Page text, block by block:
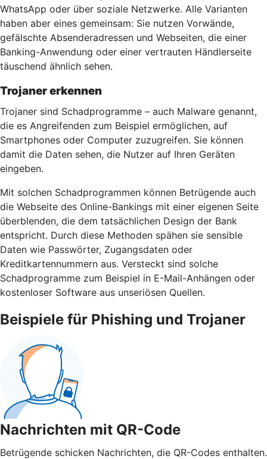
WhatsApp oder über soziale Netzwerke. Alle Varianten
haben aber eines gemeinsam: Sie nutzen Vorwände,
gefälschte Absenderadressen und Webseiten, die einer
Banking-Anwendung oder einer vertrauten Händlerseite
täuschend ähnlich sehen.
Trojaner erkennen
Trojaner sind Schadprogramme – auch Malware genannt,
die es Angreifenden zum Beispiel ermöglichen, auf
Smartphones oder Computer zuzugreifen. Sie können
damit die Daten sehen, die Nutzer auf Ihren Geräten
eingeben.
Mit solchen Schadprogrammen können Betrügende auch
die Webseite des Online-Bankings mit einer eigenen Seite
überblenden, die dem tatsächlichen Design der Bank
entspricht. Durch diese Methoden spähen sie sensible
Daten wie Passwörter, Zugangsdaten oder
Kreditkartennummern aus. Versteckt sind solche
Schadprogramme zum Beispiel in E-Mail-Anhängen oder
kostenloser Software aus unseriösen Quellen.
Beispiele für Phishing und Trojaner
Nachrichten mit QR-Code
Betrügende schicken Nachrichten, die QR-Codes enthalten.